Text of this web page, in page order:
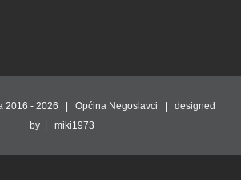
2016 - 2026 | Općina Negoslavci | designed
by | miki1973